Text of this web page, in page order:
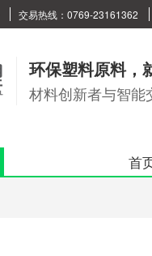
交易热线：0769-23161362
环保塑料原料，
材料创新者与智能
首